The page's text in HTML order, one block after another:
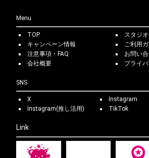
Menu
TOP
スタジ
キャンペーン情報
ご利用
注意事項・FAQ
お問い
会社概要
プライ
SNS
X
Instagram
Instagram(推し活用)
TikTok
Link